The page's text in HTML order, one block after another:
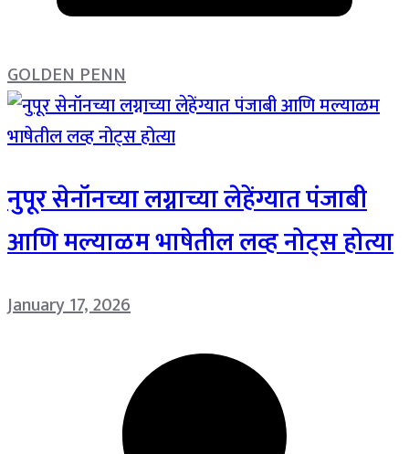
GOLDEN PENN
नुपूर सेनॉनच्या लग्नाच्या लेहेंग्यात पंजाबी
आणि मल्याळम भाषेतील लव्ह नोट्स होत्या
January 17, 2026